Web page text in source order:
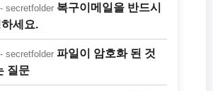
secretfolder 복구이메일을 반드시
세요.
secretfolder 파일이 암호화 된 것
질문